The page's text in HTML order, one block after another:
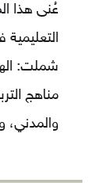
عُنى هذا
شملت:
مناهج
والمدني،